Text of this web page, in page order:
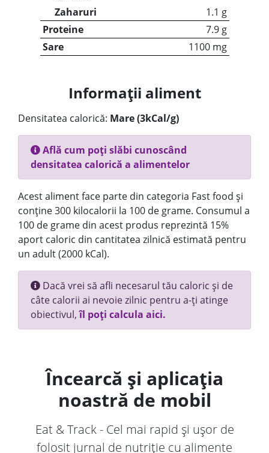
Zaharuri
1.1 g
Proteine
7.9 g
Sare
1100 mg
Informații aliment
Densitatea calorică: Mare (3kCal/g)
Află cum poți slăbi cunoscând
densitatea calorică a alimentelor
Acest aliment face parte din categoria Fast food și
conține 300 kilocalorii la 100 de grame. Consumul a
100 de grame din acest produs reprezintă 15%
aport caloric din cantitatea zilnică estimată pentru
un adult (2000 kCal).
Dacă vrei să afli necesarul tău caloric și de
câte calorii ai nevoie zilnic pentru a-ți atinge
obiectivul,îl poți calcula aici.
Încearcă și aplicația
noastră de mobil
Eat & Track - Cel mai rapid și ușor de
folosit jurnal de nutriție cu alimente